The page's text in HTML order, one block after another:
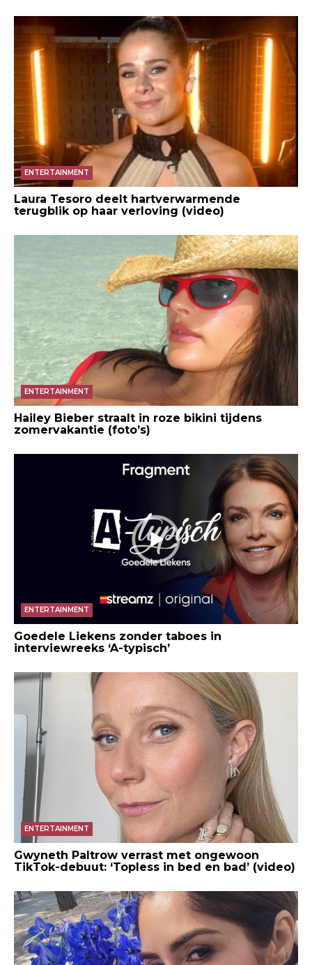
ENTERTAINMENT
Laura Tesoro deelt hartverwarmende
terugblik op haar verloving (video)
ENTERTAINMENT
Hailey Bieber straalt in roze bikini tijdens
zomervakantie (foto’s)
ENTERTAINMENT
Goedele Liekens zonder taboes in
interviewreeks ‘A-typisch’
ENTERTAINMENT
Gwyneth Paltrow verrast met ongewoon
TikTok-debuut: ‘Topless in bed en bad’ (video)